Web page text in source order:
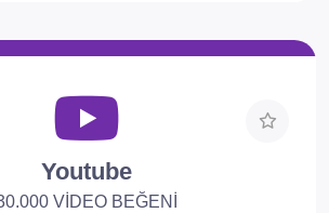
Youtube
VİDEO BEĞENİ